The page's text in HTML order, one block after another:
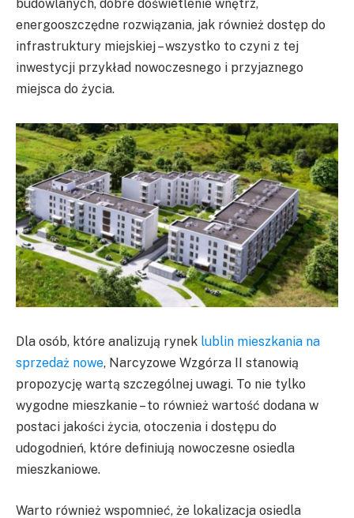
budowlanych, dobre doświetlenie wnętrz,
energooszczędne rozwiązania, jak również dostęp do
infrastruktury miejskiej – wszystko to czyni z tej
inwestycji przykład nowoczesnego i przyjaznego
miejsca do życia.
Dla osób, które analizują rynek lublin mieszkania na
sprzedaż nowe, Narcyzowe Wzgórza II stanowią
propozycję wartą szczególnej uwagi. To nie tylko
wygodne mieszkanie – to również wartość dodana w
postaci jakości życia, otoczenia i dostępu do
udogodnień, które definiują nowoczesne osiedla
mieszkaniowe.
Warto również wspomnieć, że lokalizacja osiedla